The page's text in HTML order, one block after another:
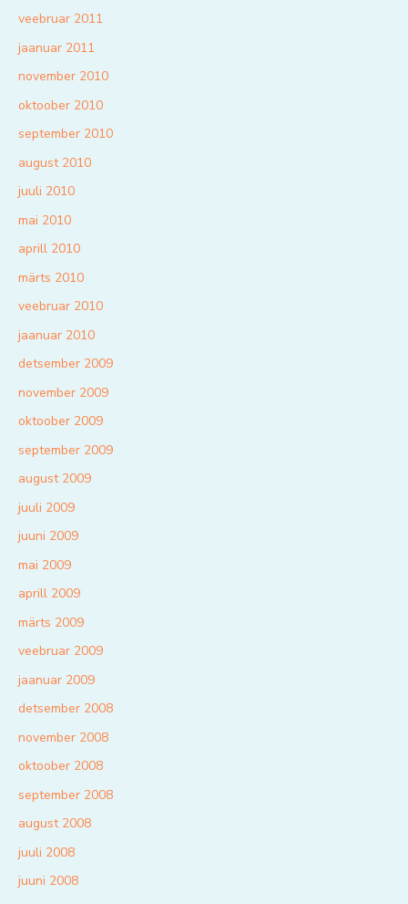
veebruar 2011
jaanuar 2011
november 2010
oktoober 2010
september 2010
august 2010
juuli 2010
mai 2010
aprill 2010
märts 2010
veebruar 2010
jaanuar 2010
detsember 2009
november 2009
oktoober 2009
september 2009
august 2009
juuli 2009
juuni 2009
mai 2009
aprill 2009
märts 2009
veebruar 2009
jaanuar 2009
detsember 2008
november 2008
oktoober 2008
september 2008
august 2008
juuli 2008
juuni 2008